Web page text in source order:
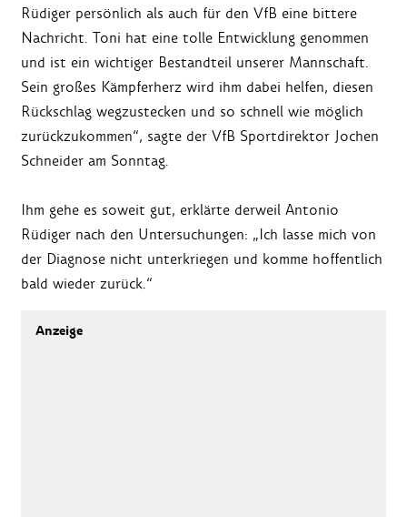
Rüdiger persönlich als auch für den VfB eine bittere
Nachricht. Toni hat eine tolle Entwicklung genommen
und ist ein wichtiger Bestandteil unserer Mannschaft.
Sein großes Kämpferherz wird ihm dabei helfen, diesen
Rückschlag wegzustecken und so schnell wie möglich
zurückzukommen“, sagte der VfB Sportdirektor Jochen
Schneider am Sonntag.
Ihm gehe es soweit gut, erklärte derweil Antonio
Rüdiger nach den Untersuchungen: „Ich lasse mich von
der Diagnose nicht unterkriegen und komme hoffentlich
bald wieder zurück.“